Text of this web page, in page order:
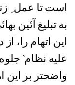
است تا عمل
به تبلیغ آئین
این اتهام را،
علیه نظام`
واضحتر بر این